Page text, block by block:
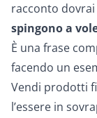
racconto
spingono a
È una frase
facendo un
Vendi prodotti
l’essere in